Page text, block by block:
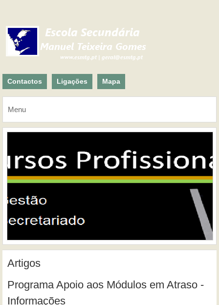
Contactos Ligações Mapa
Menu
Artigos
Programa Apoio aos Módulos em Atraso -
Informações